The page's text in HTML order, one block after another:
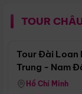
TOUR
Tour Đài Loan
Trung - Nam
Hồ Chí Minh